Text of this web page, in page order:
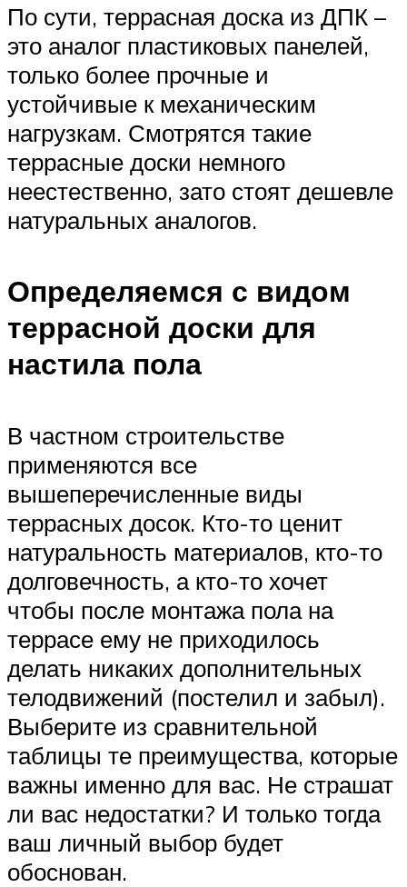
По сути, террасная доска из ДПК –
это аналог пластиковых панелей,
только более прочные и
устойчивые к механическим
нагрузкам. Смотрятся такие
террасные доски немного
неестественно, зато стоят дешевле
натуральных аналогов.
Определяемся с видом
террасной доски для
настила пола
В частном строительстве
применяются все
вышеперечисленные виды
террасных досок. Кто-то ценит
натуральность материалов, кто-то
долговечность, а кто-то хочет
чтобы после монтажа пола на
террасе ему не приходилось
делать никаких дополнительных
телодвижений (постелил и забыл).
Выберите из сравнительной
таблицы те преимущества, которые
важны именно для вас. Не страшат
ли вас недостатки? И только тогда
ваш личный выбор будет
обоснован.